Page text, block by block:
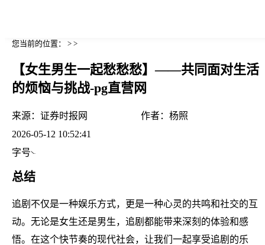
您当前的位置： > >
【女生男生一起愁愁愁】——共同面对生活
的烦恼与挑战-pg直营网
来源： 证券时报网 作者： 杨照
2026-05-12 10:52:41
字号
总结
追剧不仅是一种娱乐方式，更是一种心灵的共鸣和社交的互
动。无论是女生还是男生，追剧都能带来深刻的体验和感
悟。在这个快节奏的现代社会，让我们一起享受追剧的乐